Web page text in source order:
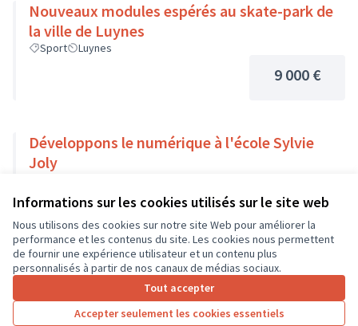
Informations sur les cookies utilisés sur le site web
Nous utilisons des cookies sur notre site Web pour améliorer la
performance et les contenus du site. Les cookies nous permettent
de fournir une expérience utilisateur et un contenu plus
personnalisés à partir de nos canaux de médias sociaux.
Tout accepter
Accepter seulement les cookies essentiels
Nouveaux modules espérés au skate-park de
la ville de Luynes
Sport Luynes
9 000 €
Développons le numérique à l'école Sylvie
Joly
9 000 €
Résultats par page : 50
3 … 7